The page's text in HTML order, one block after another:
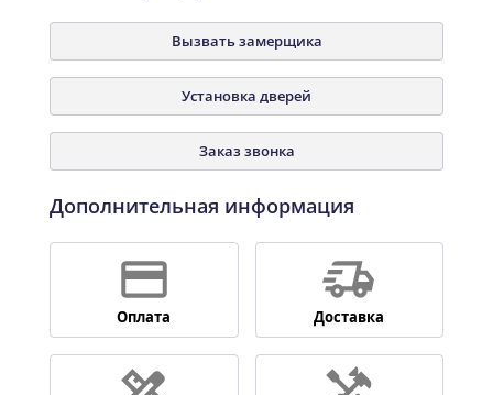
Вызвать замерщика
Установка дверей
Заказ звонка
Дополнительная информация
Оплата Доставка